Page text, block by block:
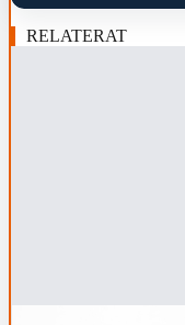
RELATERAT